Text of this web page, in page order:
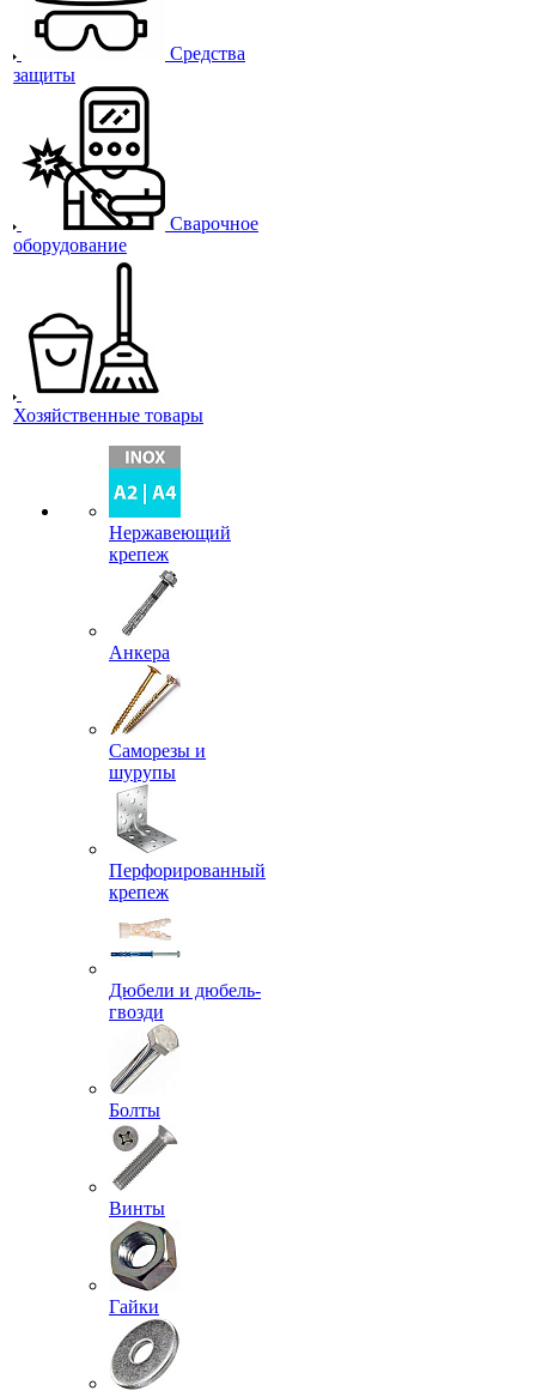
Средства
защиты
Сварочное
оборудование
Хозяйственные товары
Нержавеющий
крепеж
Анкера
Саморезы и
шурупы
Перфорированный
крепеж
Дюбели и дюбель-
гвозди
Болты
Винты
Гайки